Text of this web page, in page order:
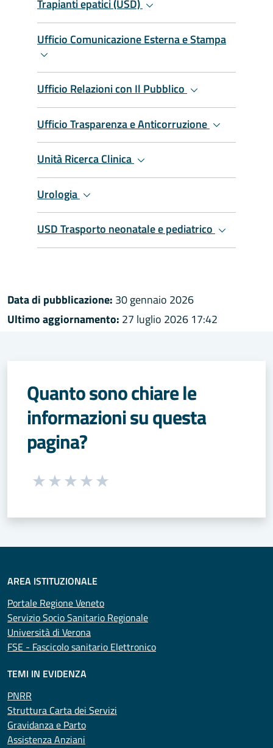
Trapianti epatici (USD)
Ufficio Comunicazione Esterna e Stampa
Ufficio Relazioni con Il Pubblico
Ufficio Trasparenza e Anticorruzione
Unità Ricerca Clinica
Urologia
USD Trasporto neonatale e pediatrico
Data di pubblicazione: 30 gennaio 2026
Ultimo aggiornamento: 27 luglio 2026 17:42
Quanto sono chiare le
informazioni su questa
pagina?
Seleziona una valutazione da 1 a 5 stelle
AREA ISTITUZIONALE
Portale Regione Veneto
Servizio Socio Sanitario Regionale
Università di Verona
FSE - Fascicolo sanitario Elettronico
TEMI IN EVIDENZA
PNRR
Struttura Carta dei Servizi
Gravidanza e Parto
Assistenza Anziani